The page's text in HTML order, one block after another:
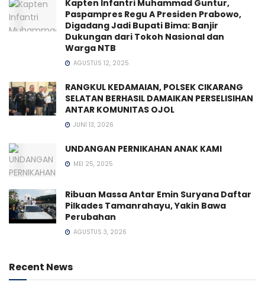
Kapten Infantri Muhammad Guntur,
Paspampres Regu A Presiden Prabowo,
Digadang Jadi Bupati Bima: Banjir
Dukungan dari Tokoh Nasional dan
Warga NTB
AGUSTUS 12, 2025
RANGKUL KEDAMAIAN, POLSEK CIKARANG
SELATAN BERHASIL DAMAIKAN PERSELISIHAN
ANTAR KOMUNITAS OJOL
JUNI 13, 2026
UNDANGAN PERNIKAHAN ANAK KAMI
MEI 25, 2025
Ribuan Massa Antar Emin Suryana Daftar
Pilkades Tamanrahayu, Yakin Bawa
Perubahan
AGUSTUS 3, 2026
Recent News